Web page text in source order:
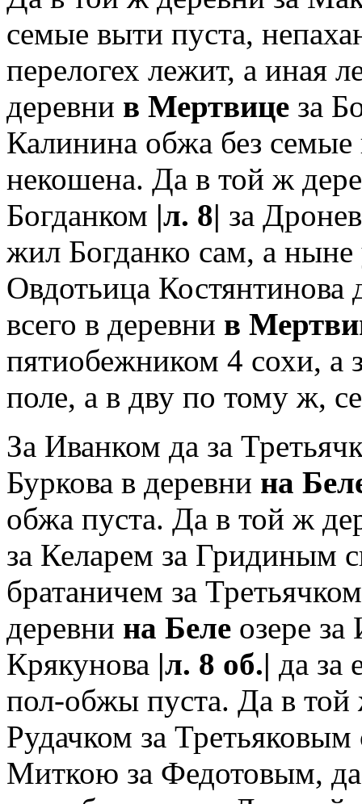
семые выти пуста,
перелогех лежит, а иная
деревни в Мертвице за
Калинина обжа без семые
некошена. Да в той ж
Богданком |л. 8| за
жил Богданко сам, а ныне
Овдотьица Костянтинова
всего в деревни в
пятиобежником 4 сохи, а
поле, а в дву по тому ж,
За Иванком да за
Буркова в деревни на
обжа пуста. Да в той ж
за Келарем за Гридиным
братаничем за
деревни на Беле озере
Крякунова |л. 8 об.| да за
пол-обжы пуста. Да в
Рудачком за
Миткою за Федотовым,